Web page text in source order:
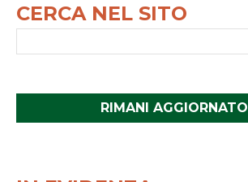
CERCA NEL SITO
RIMANI AGGIORNATO